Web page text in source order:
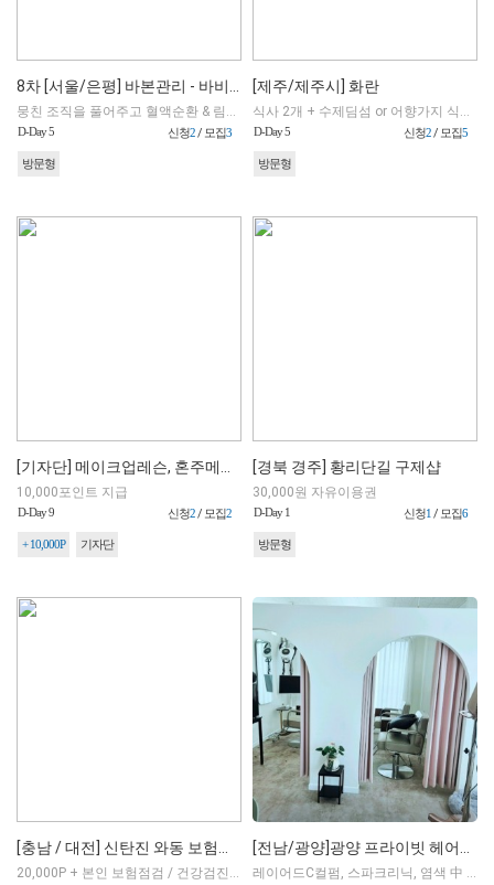
뭉친 조직을 풀어주고 혈액순환 & 림프순환 촉진 & 회복속도up, 라인정리 효과 / 30년 경력의 1:1 만족도 높은 맞춤 수기 관리
D-Day 5 신청2/ 모집3
방문형
[제주/제주시] 화란
식사 2개 + 수제딤섬 or 어향가지 식사권
D-Day 5 신청2/ 모집5
방문형
10,000포인트 지급
D-Day 9 신청2/ 모집2
+ 10,000P 기자단
[경북 경주] 황리단길 구제샵
30,000원 자유이용권
D-Day 1 신청1 / 모집6
방문형
20,000P + 본인 보험점검 / 건강검진 할인권 + 영화예매할인권(2인 중 1인 무료) 레이어드C컬펌, 스파크리닉, 염색 中 택1